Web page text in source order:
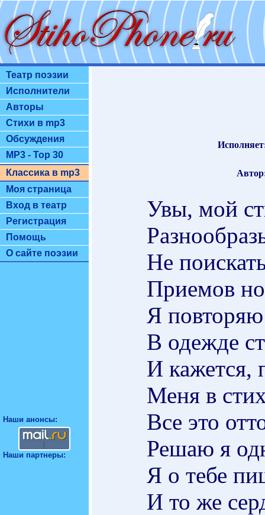
Театр поэзии
Исполнители
Авторы
Стихи в mp3
Обсуждения
MP3 - Top 30
Классика в mp3
Моя страница
Вход в театр
Регистрация
Помощь
О сайте поэзии
Наши анонсы:
Наши партнеры:
Увы, мой
Не
Приемов
Я
В одежде
И кажется,
Меня в
Все это
Решаю я
Я о тебе
И то же